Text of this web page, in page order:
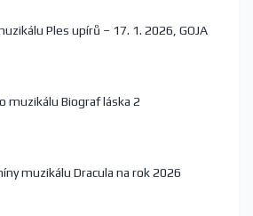
Ples upírů – 17. 1. 2026, GOJA
muzikálu Biograf láska 2
muzikálu Dracula na rok 2026